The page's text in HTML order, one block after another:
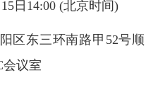
日14:00 (北京时间)
区东三环南路甲52号顺
会议室